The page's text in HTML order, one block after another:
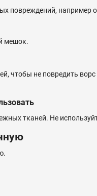
повреждений, например
мешок.
чтобы не повредить
тканей. Не